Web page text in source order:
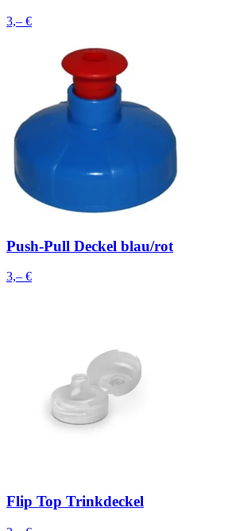
3,– €
Push-Pull Deckel blau/rot
3,– €
Flip Top Trinkdeckel